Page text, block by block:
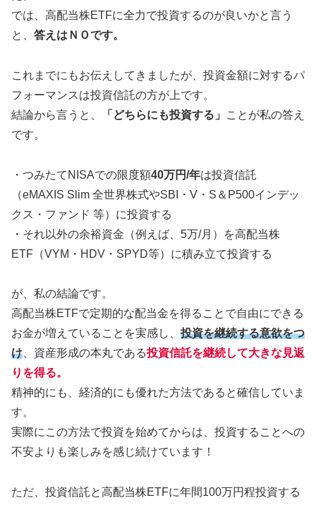
では、高配当株ETFに全力で投資するのが良いかと言う
と、 答えはＮＯです。
これまでにもお伝えしてきましたが、投資金額に対するパ
フォーマンスは投資信託の方が上です。
結論から言うと、
「どちらにも投資する」
ことが私の答え
です。
・つみたてNISAでの限度額40万円/年は投資信託
（eMAXIS Slim 全世界株式やSBI・V・S＆P500インデッ
クス・ファンド 等）に投資する
・それ以外の余裕資金（例えば、5万/月）を高配当株
ETF（VYM・HDV・SPYD等）に積み立て投資する
が、私の結論です。
高配当株ETFで定期的な配当金を得ることで自由にできる
お金が増えていることを実感し、 投資を継続する意欲をつ
け 、資産形成の本丸である投資信託を継続して大きな見返
りを得る。
精神的にも、経済的にも優れた方法であると確信していま
す。
実際にこの方法で投資を始めてからは、投資することへの
不安よりも楽しみを感じ続けています！
ただ、投資信託と高配当株ETFに年間100万円程投資する